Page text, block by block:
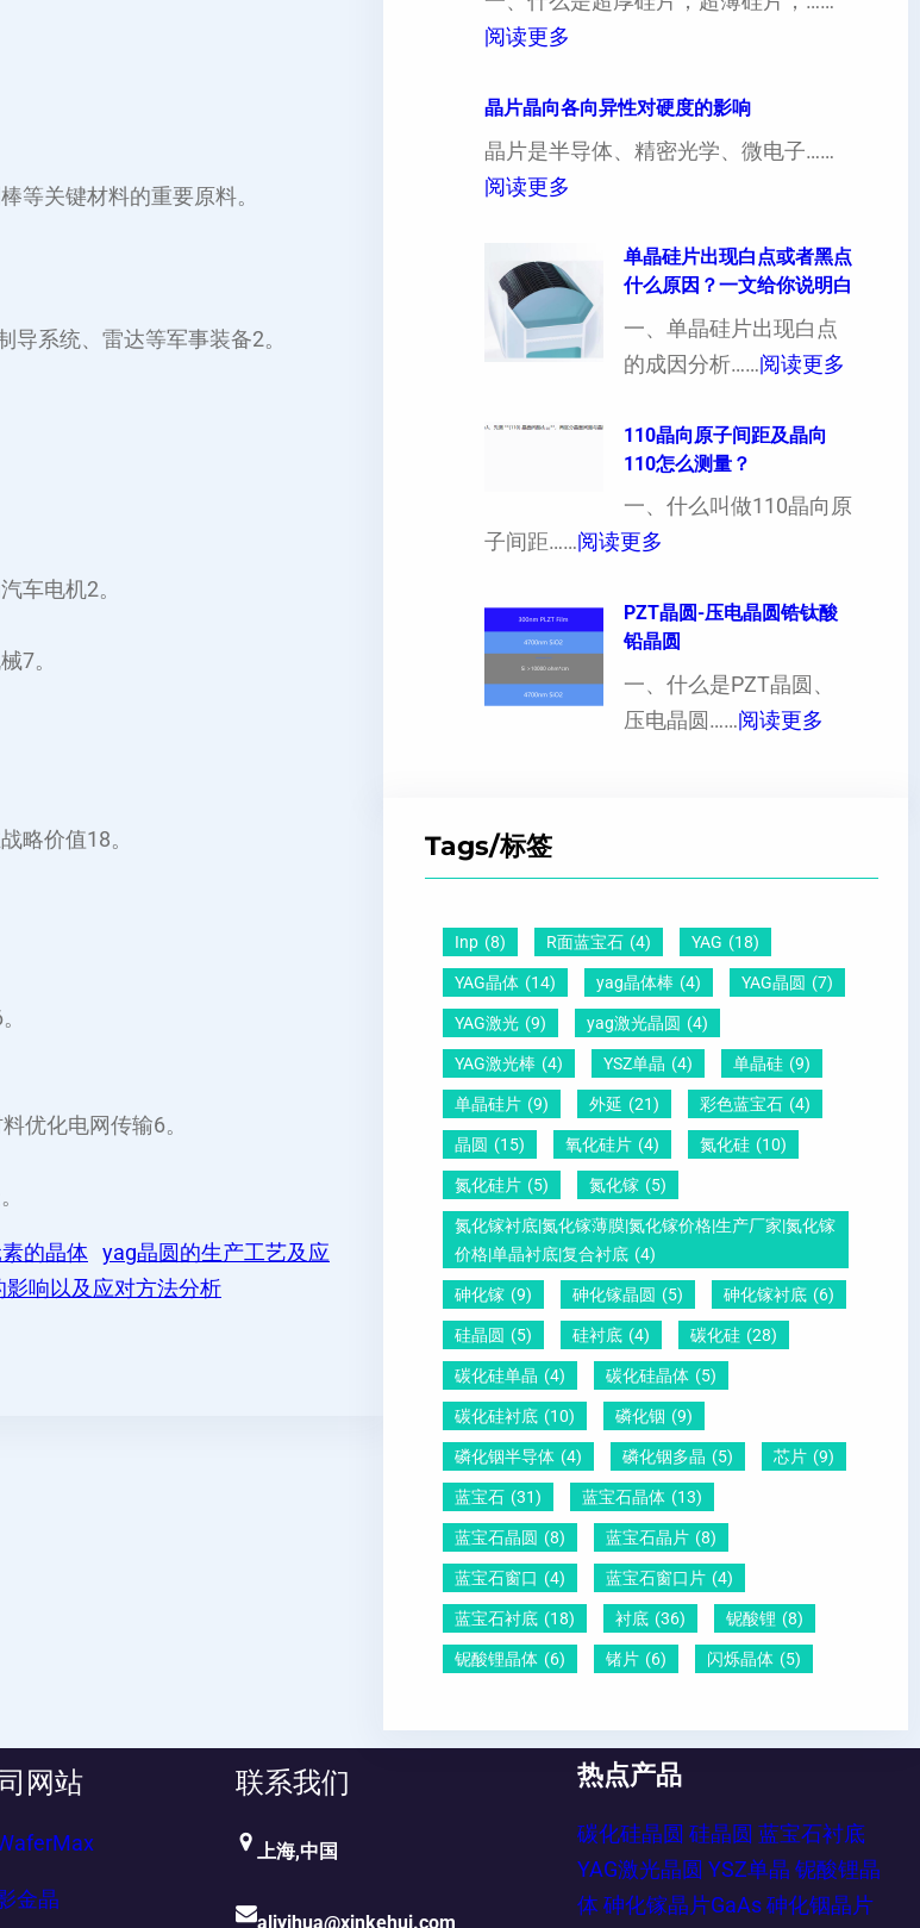
等关键材料的重要原料‌。
系统、雷达等军事装备‌2。
车电机‌2。
‌7。
略价值‌18。
优化电网传输‌6。
的晶体 yag晶圆的生产工艺及应
响以及应对方法分析
阅读更多
寸
超
定
制
（
可
工
制
薄
片
）
晶片晶向各向异性对硬度的影响
晶片是半导体、精密光学、微电子……
阅读更多
晶
向
各
异
硬
的
影
响
单晶硅片出现白点或者黑点
什么原因？一文给你说明白
一、单晶硅片出现白点
的成因分析……阅读更多
片
？
110晶向原子间距及晶向
110怎么测量？
一、什么叫做110晶向原
子间距……阅读更多
1
0
晶
向
晶
向
1
1
0
怎
测
量
PZT晶圆-压电晶圆锆钛酸
铅晶圆
一、什么是PZT晶圆、
压电晶圆……阅读更多
压
电
铅
圆
Tags/标签
Inp (8) R面蓝宝石 (4) YAG (18)
YAG晶体 (14) yag晶体棒 (4) YAG晶圆 (7)
YAG激光 (9) yag激光晶圆 (4)
YAG激光棒 (4) YSZ单晶 (4) 单晶硅 (9)
单晶硅片 (9) 外延 (21) 彩色蓝宝石 (4)
晶圆 (15) 氧化硅片 (4) 氮化硅 (10)
氮化硅片 (5) 氮化镓 (5)
氮化镓衬底|氮化镓薄膜|氮化镓价格|生产厂家|氮化镓
价格|单晶衬底|复合衬底 (4)
砷化镓 (9) 砷化镓晶圆 (5) 砷化镓衬底 (6)
硅晶圆 (5) 硅衬底 (4) 碳化硅 (28)
碳化硅单晶 (4) 碳化硅晶体 (5)
碳化硅衬底 (10) 磷化铟 (9)
磷化铟半导体 (4) 磷化铟多晶 (5) 芯片 (9)
蓝宝石 (31) 蓝宝石晶体 (13)
蓝宝石晶圆 (8) 蓝宝石晶片 (8)
蓝宝石窗口 (4) 蓝宝石窗口片 (4)
蓝宝石衬底 (18) 衬底 (36) 铌酸锂 (8)
铌酸锂晶体 (6) 锗片 (6) 闪烁晶体 (5)
网站
金晶
联系我们
上海,中国
aliyihua@xinkehui.com
热点产品
碳化硅晶圆 硅晶圆 蓝宝石衬底
YAG激光晶圆 YSZ单晶 铌酸锂晶
体 砷化镓晶片GaAs 砷化铟晶片